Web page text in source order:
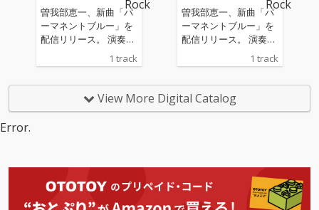
ースを紡いだ短編小説
のような1曲となって
いる。マスタリングは
さらにはエンジニアと
ースを紡いだ短編小説
のような1曲となって
いる。マスタリングは
さらにはエンジニアと
曽我部恵一、新曲「パ
ーマネントブルー」を
配信リリース。 演奏、
クス、マスタリング、
至るまですべて曽我部
が手がけた楽曲。まる
いる。
1 track
曽我部恵一、新曲「パ
ーマネントブルー」を
配信リリース。 演奏、
レコーディング、ミッ
クス、マスタリング、
至るまですべて曽我部
が手がけた楽曲。まる
イなサウンドとなって
いる。
1 track
View More Digital Catalog
Error.